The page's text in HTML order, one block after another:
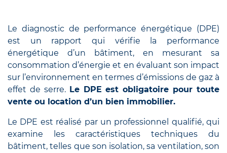
Le diagnostic de performance énergétique (DPE)
est un rapport qui vérifie la performance
énergétique d’un bâtiment, en mesurant sa
consommation d’énergie et en évaluant son impact
sur l’environnement en termes d’émissions de gaz à
effet de serre. Le DPE est obligatoire pour toute
vente ou location d’un bien immobilier.
Le DPE est réalisé par un professionnel qualifié, qui
examine les caractéristiques techniques du
bâtiment, telles que son isolation, sa ventilation, son